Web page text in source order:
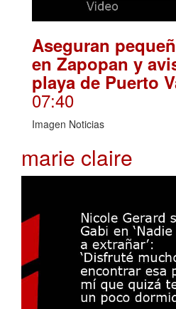
Aseguran
en Zapopan y
playa de Puerto
07:40
Imagen Noticias
marie claire